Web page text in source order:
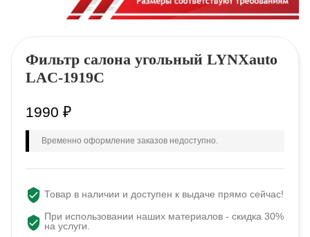
Фильтр салона угольный LYNXauto
LAC-1919C
1990 ₽
Временно оформление заказов недоступно.
Товар в наличии и доступен к выдаче прямо сейчас!
При использовании наших материалов - скидка 30%
на услуги.